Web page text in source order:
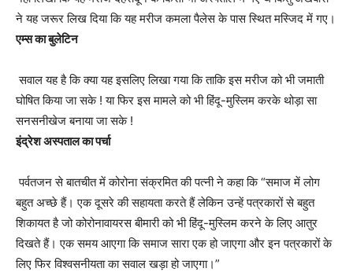
ने यह जरूर लिख दिया कि यह मरीज कमला पैलेस के पास स्थित मस्जिद में गए।
एम्स का बुलेटिन
सवाल यह है कि क्या यह इसलिए लिखा गया कि ताकि इस मरीज को भी जमाती
घोषित किया जा सके ! या फिर इस मामले को भी हिंदू-मुस्लिम करके थोड़ा सा
सनसनीखेज बनाया जा सके !
इंद्रेश अस्पताल का पर्चा
पर्वतजन से बातचीत में कोरोना संक्रमित की पत्नी ने कहा कि “समाज में लोग
बहुत अच्छे हैं। एक दूसरे की सहायता करते हैं लेकिन उन्हें पत्रकारों से बहुत
शिकायत है जो कोरोनावायरस बीमारी को भी हिंदू-मुस्लिम करने के लिए आतुर
दिखते हैं। एक समय आएगा कि समाज सारा एक हो जाएगा और इन पत्रकारों के
लिए फिर विश्वसनीयता का सवाल खड़ा हो जाएगा।”